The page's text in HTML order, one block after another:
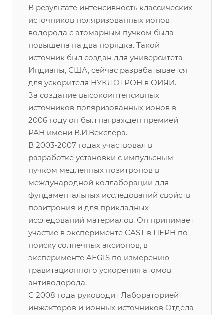
В результате интенсивность классических
источников поляризованных ионов
водорода с атомарным пучком была
повышена на два порядка. Такой
источник был создан для университета
Индианы, США, сейчас разрабатывается
для ускорителя НУКЛОТРОН в ОИЯИ.
За создание высокоинтенсивных
источников поляризованных ионов в
2006 году он был награжден премией
РАН имени В.И.Векслера.
В 2003-2007 годах участвовал в
разработке установки с импульсным
пучком медленных позитронов в
международной коллаборации для
фундаментальных исследований свойств
позитрония и для прикладных
исследований материалов. Он принимает
участие в эксперименте CAST в ЦЕРН по
поиску солнечных аксионов, в
эксперименте AEGIS по измерению
гравитационного ускорения атомов
антиводорода.
С 2008 года руководит Лабораторией
инжекторов и ионных источников Отдела